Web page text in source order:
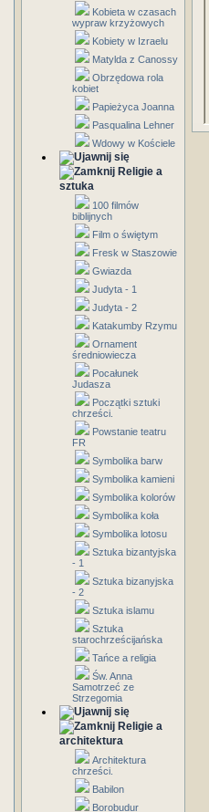
Kobieta w czasach
wypraw krzyżowych
Kobiety w Izraelu
Matylda z Canossy
Obrzędowa rola
kobiet
Papieżyca Joanna
Pasqualina Lehner
Wdowy w Kościele
Religie a
sztuka
100 filmów
biblijnych
Film o świętym
Fresk w Staszowie
Gwiazda
Judyta - 1
Judyta - 2
Katakumby Rzymu
Ornament
średniowiecza
Pocałunek
Judasza
Początki sztuki
chrześci.
Powstanie teatru
FR
Symbolika barw
Symbolika kamieni
Symbolika kolorów
Symbolika koła
Symbolika lotosu
Sztuka bizantyjska
- 1
Sztuka bizanyjska
- 2
Sztuka islamu
Sztuka
starochrześcijańska
Tańce a religia
Św. Anna
Samotrzeć ze
Strzegomia
Religie a
architektura
Architektura
chrześci.
Babilon
Borobudur